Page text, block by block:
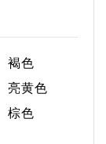
褐色
亮黄色
棕色